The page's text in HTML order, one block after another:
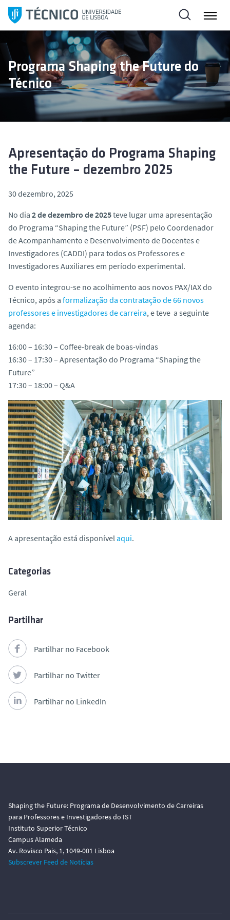
l
p
a
a
Programa Shaping the Future do
Técnico
Apresentação do Programa Shaping
the Future – dezembro 2025
30 dezembro, 2025
No dia 2 de dezembro de 2025teve lugar uma apresentação
do Programa “Shaping the Future” (PSF) pelo Coordenador
de Acompanhamento e Desenvolvimento de Docentes e
Investigadores (CADDI) para todos os Professores e
Investigadores Auxiliares em período experimental.
O evento integrou-se no acolhimento aos novos PAX/IAX do
Técnico, após a formalização da contratação de 66 novos
professores e investigadores de carreira, e teve a seguinte
agenda:
16:00 – 16:30 – Coffee-break de boas-vindas
16:30 – 17:30 – Apresentação do Programa “Shaping the
Future”
17:30 – 18:00 – Q&A
A apresentação está disponível aqui.
Categorias
Geral
Partilhar
Partilhar no Facebook
Partilhar no Twitter
Partilhar no LinkedIn
Shaping the Future: Programa de Desenvolvimento de Carreiras
para Professores e Investigadores do IST
Instituto Superior Técnico
Campus Alameda
Av. Rovisco Pais, 1, 1049-001 Lisboa
Subscrever Feed de Notícias